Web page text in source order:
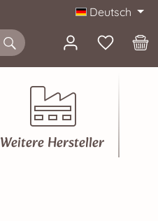
Deutsch
Weitere Hersteller